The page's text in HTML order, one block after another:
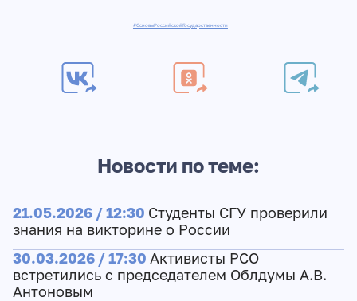
#ОсновыРоссийскойГосударственности
Новости по теме:
21.05.2026 / 12:30 Студенты СГУ проверили
знания на викторине о России
30.03.2026 / 17:30 Активисты РСО
встретились с председателем Облдумы А.В.
Антоновым